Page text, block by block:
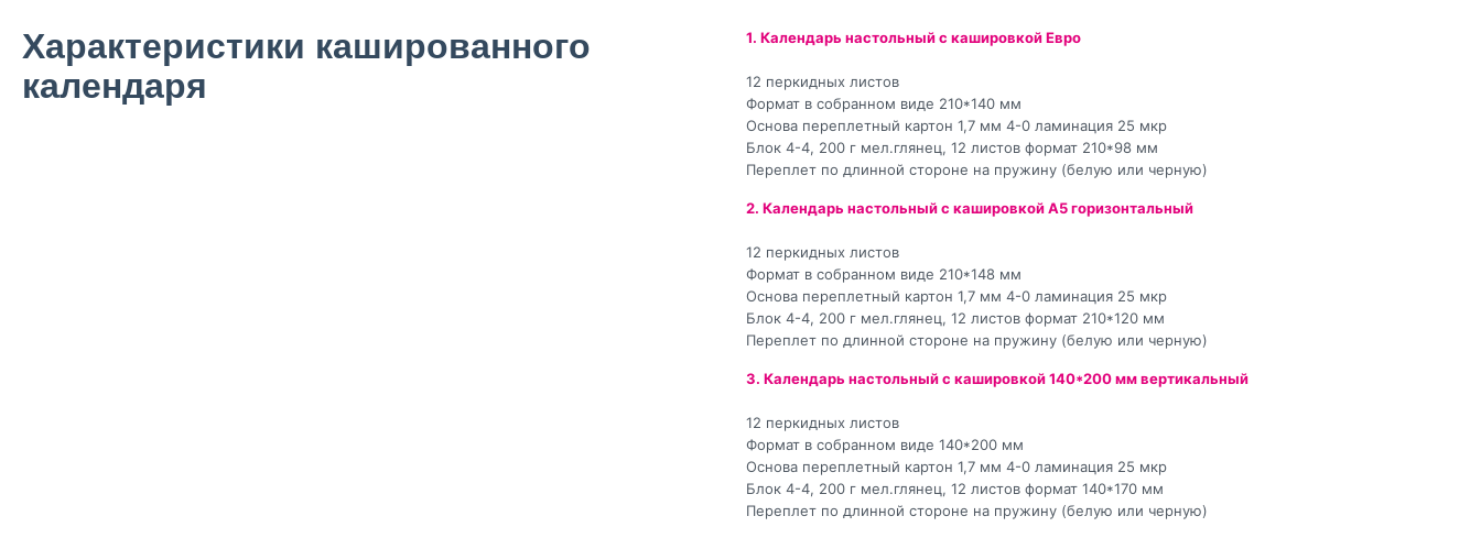
Характеристики кашированного
календаря
1. Календарь настольный с кашировкой Евро
12 перкидных листов
Формат в собранном виде 210*140 мм
Основа переплетный картон 1,7 мм 4-0 ламинация 25 мкр
Блок 4-4, 200 г мел.глянец, 12 листов формат 210*98 мм
Переплет по длинной стороне на пружину (белую или черную)
2. Календарь настольный с кашировкой А5 горизонтальный
12 перкидных листов
Формат в собранном виде 210*148 мм
Основа переплетный картон 1,7 мм 4-0 ламинация 25 мкр
Блок 4-4, 200 г мел.глянец, 12 листов формат 210*120 мм
Переплет по длинной стороне на пружину (белую или черную)
3. Календарь настольный с кашировкой 140*200 мм вертикальный
12 перкидных листов
Формат в собранном виде 140*200 мм
Основа переплетный картон 1,7 мм 4-0 ламинация 25 мкр
Блок 4-4, 200 г мел.глянец, 12 листов формат 140*170 мм
Переплет по длинной стороне на пружину (белую или черную)